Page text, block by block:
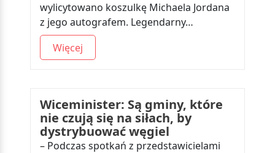
wylicytowano koszulkę Michaela Jordana
z jego autografem. Legendarny…
Więcej
Wiceminister: Są gminy, które
nie czują się na siłach, by
dystrybuować węgiel
– Podczas spotkań z przedstawicielami